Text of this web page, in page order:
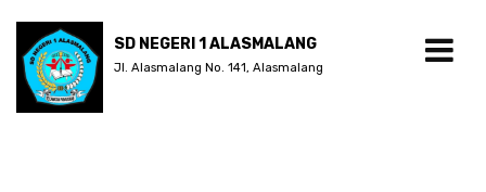
SD NEGERI 1 ALASMALANG
Jl. Alasmalang No. 141, Alasmalang